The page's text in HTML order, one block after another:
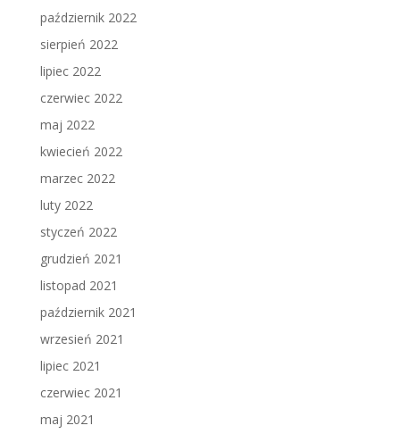
październik 2022
sierpień 2022
lipiec 2022
czerwiec 2022
maj 2022
kwiecień 2022
marzec 2022
luty 2022
styczeń 2022
grudzień 2021
listopad 2021
październik 2021
wrzesień 2021
lipiec 2021
czerwiec 2021
maj 2021